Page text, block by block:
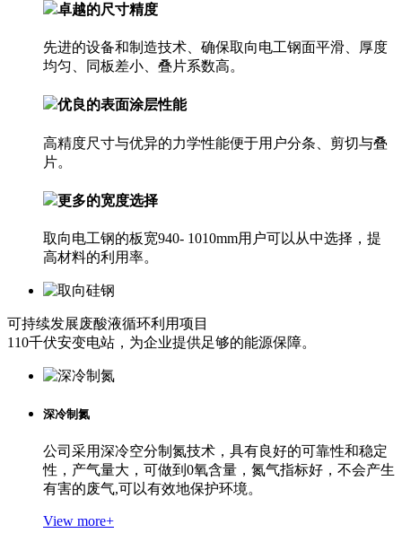
卓越的尺寸精度
先进的设备和制造技术、确保取向电工钢面平滑、厚度
均匀、同板差小、叠片系数高。
优良的表面涂层性能
高精度尺寸与优异的力学性能便于用户分条、剪切与叠
片。
更多的宽度选择
取向电工钢的板宽940- 1010mm用户可以从中选择，提
高材料的利用率。
可持续发展废酸液循环利用项目
110千伏安变电站，为企业提供足够的能源保障。
深冷制氮
公司采用深冷空分制氮技术，具有良好的可靠性和稳定
性，产气量大，可做到0氧含量，氮气指标好，不会产生
有害的废气,可以有效地保护环境。
View more+